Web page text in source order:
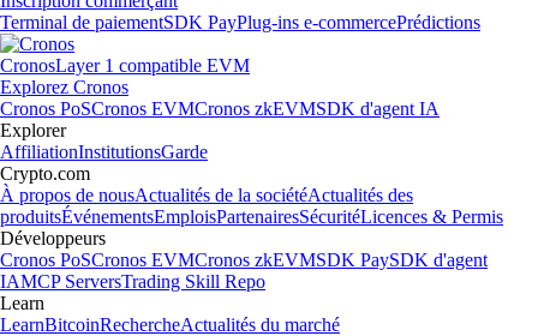
Terminal de paiementSDK PayPlug-ins e-commercePrédictions
CronosLayer 1 compatible EVM
Explorez Cronos
Cronos PoSCronos EVMCronos zkEVMSDK d'agent IA
Explorer
AffiliationInstitutionsGarde
Crypto.com
À propos de nousActualités de la sociétéActualités des
produitsÉvénementsEmploisPartenairesSécuritéLicences & Permis
Développeurs
Cronos PoSCronos EVMCronos zkEVMSDK PaySDK d'agent
IAMCP ServersTrading Skill Repo
Learn
LearnBitcoinRechercheActualités du marché